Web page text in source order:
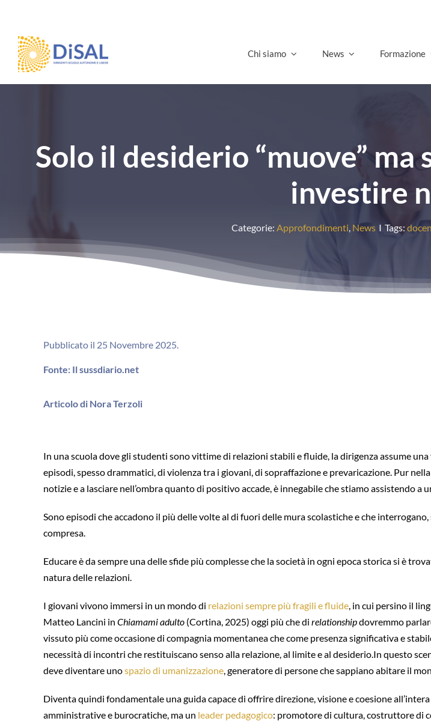
contenuto
Chi siamo News Formazione
Solo il desiderio “muove”
investire
Categorie: Approfondimenti News I Tags:
Pubblicato il 25 Novembre 2025.
Fonte: Il sussdiario.net
Articolo di Nora Terzoli
In una scuola dove gli studenti sono vittime di relazioni stabili e fluide, la dirigenza assume
episodi, spesso drammatici, di violenza tra i giovani, di sopraffazione e prevaricazione. Pur
notizie e a lasciare nell’ombra quanto di positivo accade, è innegabile che stiamo assistendo a
Sono episodi che accadono il più delle volte al di fuori delle mura scolastiche e che
compresa.
Educare è da sempre una delle sfide più complesse che la società in ogni epoca storica si è
natura delle relazioni.
I giovani vivono immersi in un mondo di relazioni sempre più fragili e fluide, in cui persino il
Matteo Lancini in Chiamami adulto(Cortina, 2025) oggi più che di relationshipdovremmo
vissuto più come occasione di compagnia momentanea che come presenza significativa e
necessità di incontri che restituiscano senso alla relazione, al limite e al desiderio.In questo
deve diventare unospazio di umanizzazione, generatore di persone che sappiano abitare il
Diventa quindi fondamentale una guida capace di offrire direzione, visione e coesione
amministrative e burocratiche, ma un leader pedagogico: promotore di cultura, costruttore di